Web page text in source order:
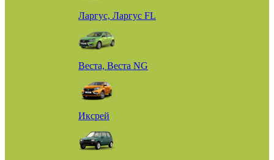
Ларгус, Ларгус FL
Веста, Веста NG
Иксрей